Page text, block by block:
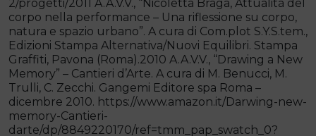
2/progetti/2011 A.A.V.V., “Nicoletta Braga, Attualità del
corpo nella performance – Una riflessione su corpo,
natura e spazio urbano”. A cura di Com.plot S.Y.S.tem.,
Edizioni Stampa Alternativa/Nuovi Equilibri. Stampa
Graffiti, Pavona (Roma).2010 A.A.V.V., “Drawing a New
Memory” – Cantieri d’Arte. A cura di M. Benucci, M.
Trulli, C. Zecchi. Gangemi Editore spa Roma –
dicembre 2010. https://www.amazon.it/Darwing-new-
memory-Cantieri-
darte/dp/8849220170/ref=tmm_pap_swatch_0?